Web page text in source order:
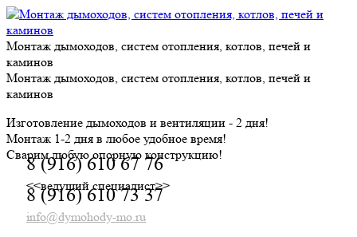
Skip
to
content
Монтаж дымоходов, систем отопления, котлов, печей и
каминов
Монтаж дымоходов, систем отопления, котлов, печей и
каминов
Изготовление дымоходов и вентиляции - 2 дня!
Монтаж 1-2 дня в любое удобное время!
Сварим любую опорную конструкцию!
8 (916) 610 67 76
<<ведущий специалист>>
8 (916) 610 73 37
info@dymohody-mo.ru